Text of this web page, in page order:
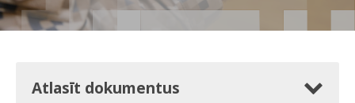
Atlasīt dokumentus